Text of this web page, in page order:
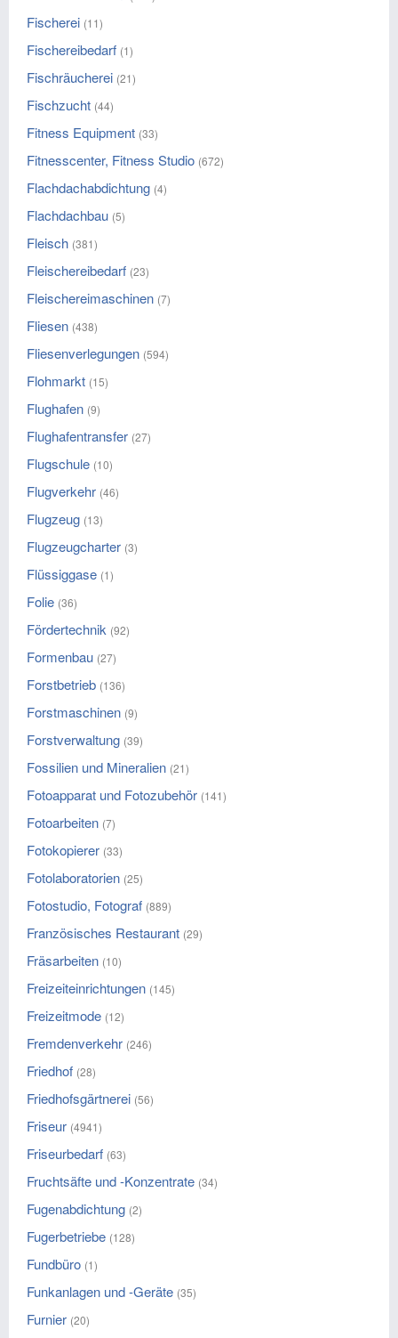
Fischerei (11)
Fischereibedarf (1)
Fischräucherei (21)
Fischzucht (44)
Fitness Equipment (33)
Fitnesscenter, Fitness Studio (672)
Flachdachabdichtung (4)
Flachdachbau (5)
Fleisch (381)
Fleischereibedarf (23)
Fleischereimaschinen (7)
Fliesen (438)
Fliesenverlegungen (594)
Flohmarkt (15)
Flughafen (9)
Flughafentransfer (27)
Flugschule (10)
Flugverkehr (46)
Flugzeug (13)
Flugzeugcharter (3)
Flüssiggase (1)
Folie (36)
Fördertechnik (92)
Formenbau (27)
Forstbetrieb (136)
Forstmaschinen (9)
Forstverwaltung (39)
Fossilien und Mineralien (21)
Fotoapparat und Fotozubehör (141)
Fotoarbeiten (7)
Fotokopierer (33)
Fotolaboratorien (25)
Fotostudio, Fotograf (889)
Französisches Restaurant (29)
Fräsarbeiten (10)
Freizeiteinrichtungen (145)
Freizeitmode (12)
Fremdenverkehr (246)
Friedhof (28)
Friedhofsgärtnerei (56)
Friseur (4941)
Friseurbedarf (63)
Fruchtsäfte und -Konzentrate (34)
Fugenabdichtung (2)
Fugerbetriebe (128)
Fundbüro (1)
Funkanlagen und -Geräte (35)
Furnier (20)